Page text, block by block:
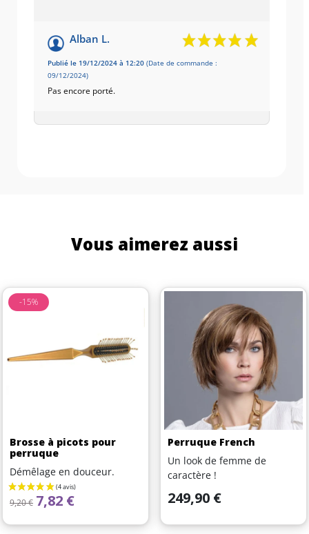
Alban L.
Publié le 19/12/2024 à 12:20 (Date de commande :
09/12/2024)
Pas encore porté.
Vous aimerez aussi
Brosse à picots pour
perruque
Démêlage en douceur.
Prix de base
9,20 € Prix
7,82 €
-15%
Perruque French
Un look de femme de
caractère !
Prix
249,90 €